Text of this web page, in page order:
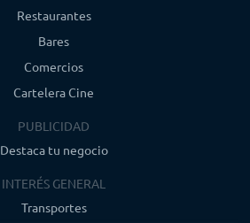
Restaurantes
Bares
Comercios
Cartelera Cine
PUBLICIDAD
Destaca tu negocio
INTERÉS GENERAL
Transportes